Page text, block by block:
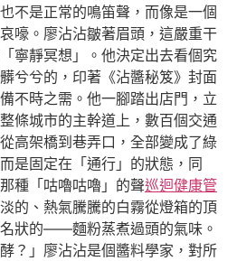
不是正常的鳴笛聲，而像是一個
嚎。廖沾沾皺著眉頭，這嚴重干
寧靜冥想」。他決定出去看個究
兮兮的，印著《沾醬秘笈》封面
不時之需。他一腳踏出店門，立
條城市的主幹道上，數百個交通
高架橋到巷弄口，全部變成了綠
是固定在「通行」的狀態，同
種「咕嚕咕嚕」的聲巡迴健康管
的、熱氣騰騰的白霧從燈箱的頂
狀的——麵粉蒸煮過頭的氣味。
？」廖沾沾是個醬料學家，對所